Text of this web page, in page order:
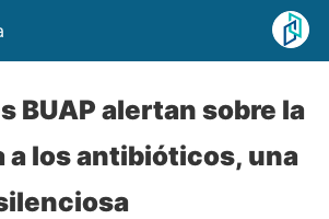
BUAP alertan sobre la
a los antibióticos, una